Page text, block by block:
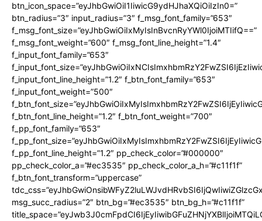
btn_icon_space=”eyJhbGwiOiI1IiwicG9ydHJhaXQiOiIzIn0=”
btn_radius=”3″ input_radius=”3″ f_msg_font_family=”653″
f_msg_font_size=”eyJhbGwiOiIxMyIsInBvcnRyYWl0IjoiMTIifQ==”
f_msg_font_weight=”600″ f_msg_font_line_height=”1.4″
f_input_font_family=”653″
f_input_font_line_height=”1.2″ f_btn_font_family=”653″
f_input_font_weight=”500″
f_btn_font_line_height=”1.2″ f_btn_font_weight=”700″
f_pp_font_family=”653″
f_pp_font_line_height=”1.2″ pp_check_color=”#000000″
pp_check_color_a=”#ec3535″ pp_check_color_a_h=”#c11f1f”
f_btn_font_transform=”uppercase”
msg_succ_radius=”2″ btn_bg=”#ec3535″ btn_bg_h=”#c11f1f”